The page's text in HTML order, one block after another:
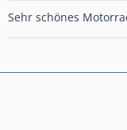
Bilder bei relativer
Sehr schönes
Viel Freude am Classic-